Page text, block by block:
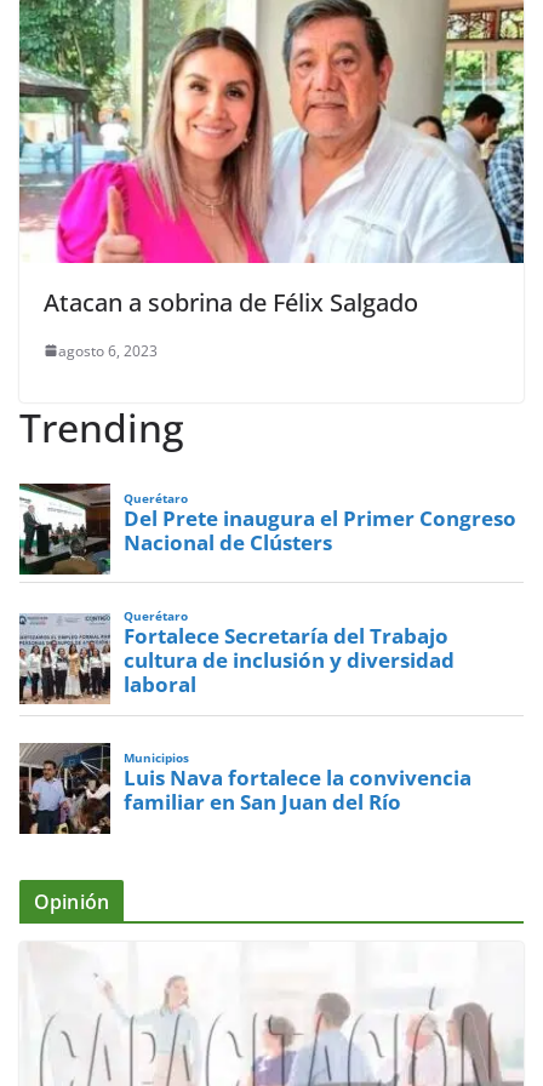
Atacan a sobrina de Félix Salgado
agosto 6, 2023
Trending
Querétaro
Del Prete inaugura el Primer Congreso
Nacional de Clústers
Querétaro
Fortalece Secretaría del Trabajo
cultura de inclusión y diversidad
laboral
Municipios
Luis Nava fortalece la convivencia
familiar en San Juan del Río
Opinión